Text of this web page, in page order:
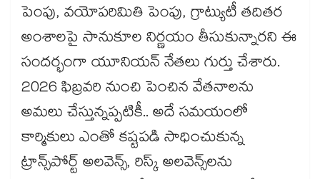
పెంపు, వయోపరిమితి పెంపు, గ్రాట్యుటీ తదితర
అంశాలపై సానుకూల నిర్ణయం తీసుకున్నారని ఈ
సందర్భంగా యూనియన్ నేతలు గుర్తు చేశారు.
2026 ఫిబ్రవరి నుంచి పెంచిన వేతనాలను
అమలు చేస్తున్నప్పటికీ.. అదే సమయంలో
కార్మికులు ఎంతో కష్టపడి సాధించుకున్న
ట్రాన్స్‌‌‌‌పోర్ట్ అలవెన్స్, రిస్క్ అలవెన్స్‌‌‌‌లను